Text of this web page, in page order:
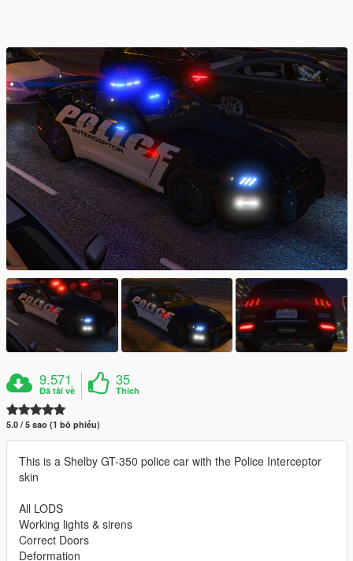
9.571
Đã tải về
35
Thích
5.0 / 5 sao (1 bỏ phiếu)
This is a Shelby GT-350 police car with the Police Interceptor
skin
All LODS
Working lights & sirens
Correct Doors
Deformation